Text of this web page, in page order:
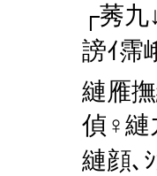
┌莠
謗ｲ霈
縺雁
偵♀縺
縺顔､